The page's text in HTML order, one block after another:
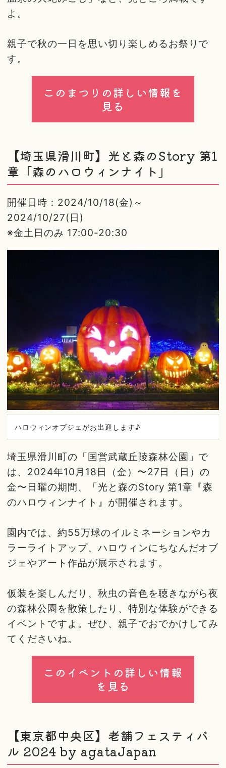
よ。
親子で秋の一日を思い切り楽しめるお祭りで
す。
このまつりの詳しい情報を
見る
【埼玉県滑川町】光と森のStory 第1
章「森のハロウィンナイト」
開催日時：2024/10/18(金)～
2024/10/27(日)
※金土日のみ 17:00-20:30
ハロウィンオブジェがお出迎します♪
埼玉県滑川町の「国営武蔵丘陵森林公園」で
は、2024年10月18日（金）〜27日（日）の
金〜日曜の期間、「光と森のStory 第1章『森
のハロウィンナイト』が開催されます。
園内では、約55万球のイルミネーションやカ
ラーライトアップ、ハロウィンにちなんだオブ
ジェやアート作品が展示されます。
仮装を楽しんだり、秋虫の音色を聴きながら夜
の森林公園を散策したり、特別な体験ができる
イベントですよ。ぜひ、親子でおでかけしてみ
てくださいね。
このイベントの詳しい情報
を見る
【東京都中央区】老舗フェスティバ
ル 2024 by agataJapan